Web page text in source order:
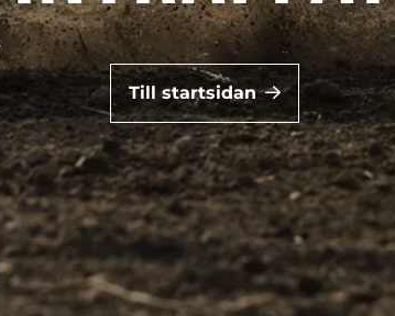
Till startsidan